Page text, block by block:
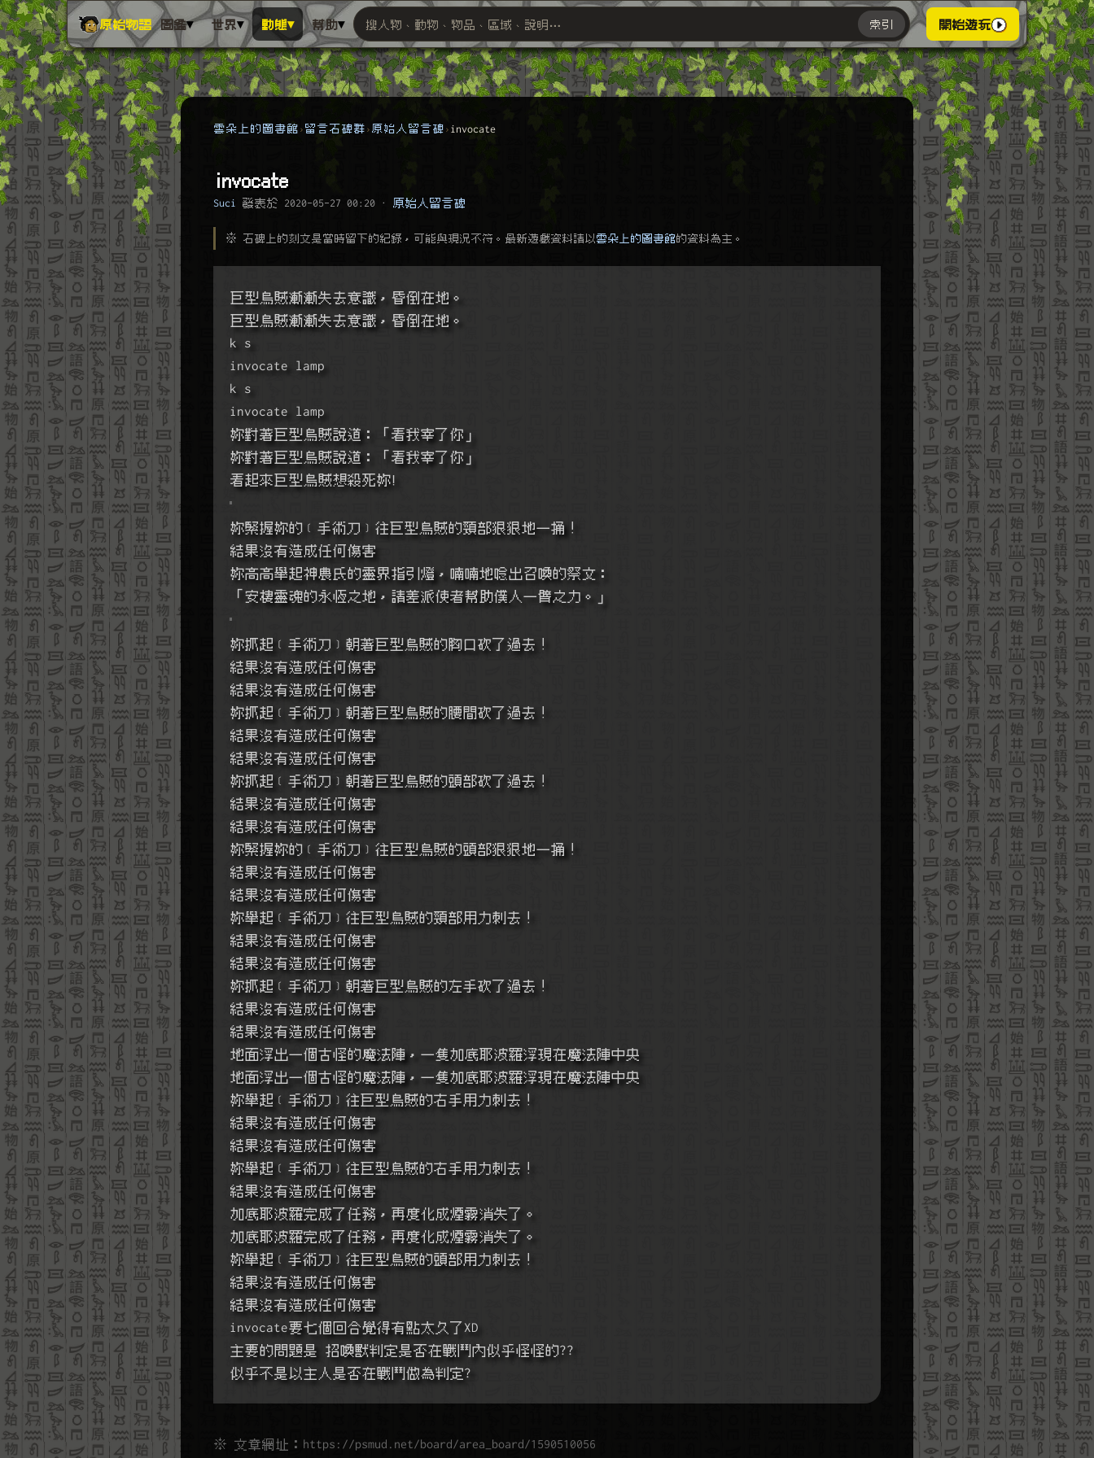
原始物語 圖鑑▾ 世界▾ 動態▾ 幫助▾
搜尋萬物索引
搜人物、動物、物品、區域、說明⋯ 索引 開始遊玩
雲朵上的圖書館 留言石碑群 原始人留言碑 invocate
invocate
Suci 發表於 2020-05-27 00:20 · 原始人留言碑
※ 石碑上的刻文是當時留下的紀錄，可能與現況不符。最新遊戲資料請以 雲朵上的圖書館的資料為主。
巨型烏賊漸漸失去意識，昏倒在地。
巨型烏賊漸漸失去意識，昏倒在地。
k s
invocate lamp
k s
invocate lamp
妳對著巨型烏賊說道：「看我宰了你」
妳對著巨型烏賊說道：「看我宰了你」
看起來巨型烏賊想殺死妳﹗
妳緊握妳的﹝手術刀﹞往巨型烏賊的頸部狠狠地一捅！
結果沒有造成任何傷害
妳高高舉起神農氏的靈界指引燈，喃喃地唸出召喚的祭文：
「安棲靈魂的永恆之地，請差派使者幫助僕人一臂之力。」
妳抓起﹝手術刀﹞朝著巨型烏賊的胸口砍了過去！
結果沒有造成任何傷害
結果沒有造成任何傷害
妳抓起﹝手術刀﹞朝著巨型烏賊的腰間砍了過去！
結果沒有造成任何傷害
結果沒有造成任何傷害
妳抓起﹝手術刀﹞朝著巨型烏賊的頭部砍了過去！
結果沒有造成任何傷害
結果沒有造成任何傷害
妳緊握妳的﹝手術刀﹞往巨型烏賊的頭部狠狠地一捅！
結果沒有造成任何傷害
結果沒有造成任何傷害
妳舉起﹝手術刀﹞往巨型烏賊的頸部用力刺去！
結果沒有造成任何傷害
結果沒有造成任何傷害
妳抓起﹝手術刀﹞朝著巨型烏賊的左手砍了過去！
結果沒有造成任何傷害
結果沒有造成任何傷害
地面浮出一個古怪的魔法陣，一隻加底耶波羅浮現在魔法陣中央
地面浮出一個古怪的魔法陣，一隻加底耶波羅浮現在魔法陣中央
妳舉起﹝手術刀﹞往巨型烏賊的右手用力刺去！
結果沒有造成任何傷害
結果沒有造成任何傷害
妳舉起﹝手術刀﹞往巨型烏賊的右手用力刺去！
結果沒有造成任何傷害
加底耶波羅完成了任務，再度化成煙霧消失了。
加底耶波羅完成了任務，再度化成煙霧消失了。
妳舉起﹝手術刀﹞往巨型烏賊的頭部用力刺去！
結果沒有造成任何傷害
結果沒有造成任何傷害
invocate要七個回合覺得有點太久了XD
主要的問題是 招喚獸判定是否在戰鬥內似乎怪怪的??
似乎不是以主人是否在戰鬥做為判定?
※ 文章網址： https://psmud.net/board/area_board/1590510056